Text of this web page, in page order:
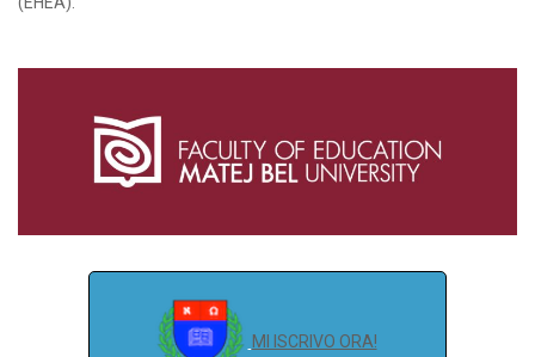
MI ISCRIVO ORA!